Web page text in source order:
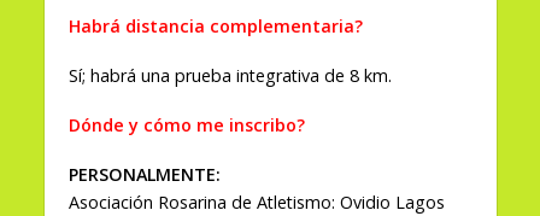
Habrá distancia complementaria?
Sí; habrá una prueba integrativa de 8 km.
Dónde y cómo me inscribo?
PERSONALMENTE:
Asociación Rosarina de Atletismo: Ovidio Lagos